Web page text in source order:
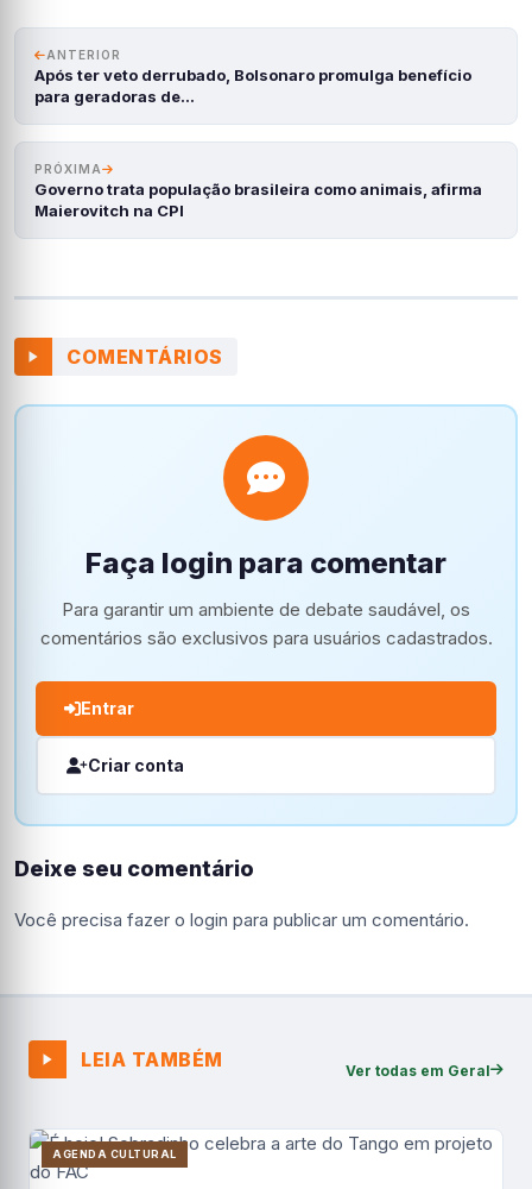
ANTERIOR
Após ter veto derrubado, Bolsonaro promulga benefício
para geradoras de…
PRÓXIMA
Governo trata população brasileira como animais, afirma
Maierovitch na CPI
COMENTÁRIOS
Faça login para comentar
Para garantir um ambiente de debate saudável, os
comentários são exclusivos para usuários cadastrados.
Entrar
Criar conta
Deixe seu comentário
Você precisa fazer o login para publicar um comentário.
LEIA TAMBÉM Ver todas em Geral
AGENDA CULTURAL